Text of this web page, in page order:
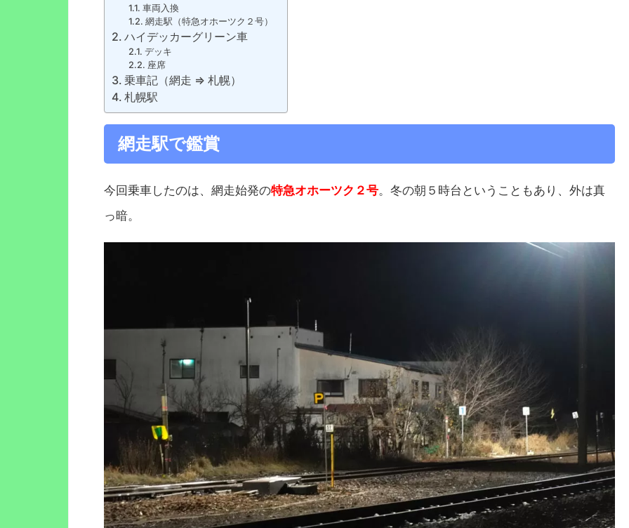
車両入換
網走駅（特急オホーツク２号）
ハイデッカーグリーン車
デッキ
座席
乗車記（網走 ⇒ 札幌）
札幌駅
網走駅で鑑賞
今回乗車したのは、網走始発の特急オホーツク２号。冬の朝５時台ということもあり、外は真
っ暗。